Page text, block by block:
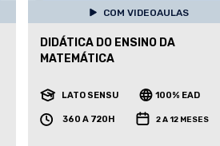
COM VIDEOAULAS
DIDÁTICA DO ENSINO DA
MATEMÁTICA
LATO SENSU 100% EAD
360 A 720H 2 A 12 MESES